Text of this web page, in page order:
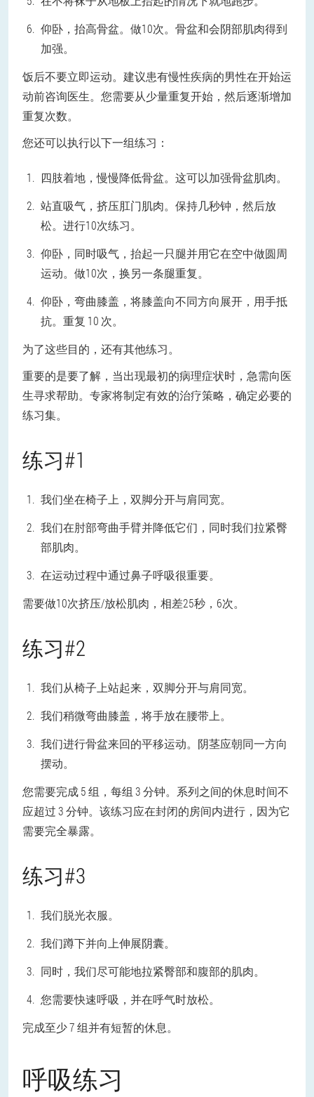
仰卧，抬高骨盆。做10次。骨盆和会阴部肌肉得到
加强。
饭后不要立即运动。建议患有慢性疾病的男性在开始运
动前咨询医生。您需要从少量重复开始，然后逐渐增加
重复次数。
您还可以执行以下一组练习：
四肢着地，慢慢降低骨盆。这可以加强骨盆肌肉。
站直吸气，挤压肛门肌肉。保持几秒钟，然后放
松。进行10次练习。
仰卧，同时吸气，抬起一只腿并用它在空中做圆周
运动。做10次，换另一条腿重复。
仰卧，弯曲膝盖，将膝盖向不同方向展开，用手抵
抗。重复 10 次。
为了这些目的，还有其他练习。
重要的是要了解，当出现最初的病理症状时，急需向医
生寻求帮助。专家将制定有效的治疗策略，确定必要的
练习集。
练习#1
我们坐在椅子上，双脚分开与肩同宽。
我们在肘部弯曲手臂并降低它们，同时我们拉紧臀
部肌肉。
在运动过程中通过鼻子呼吸很重要。
需要做10次挤压/放松肌肉，相差25秒，6次。
练习#2
我们从椅子上站起来，双脚分开与肩同宽。
我们稍微弯曲膝盖，将手放在腰带上。
我们进行骨盆来回的平移运动。阴茎应朝同一方向
摆动。
您需要完成 5 组，每组 3 分钟。系列之间的休息时间不
应超过 3 分钟。该练习应在封闭的房间内进行，因为它
需要完全暴露。
练习#3
我们脱光衣服。
我们蹲下并向上伸展阴囊。
同时，我们尽可能地拉紧臀部和腹部的肌肉。
您需要快速呼吸，并在呼气时放松。
完成至少 7 组并有短暂的休息。
呼吸练习